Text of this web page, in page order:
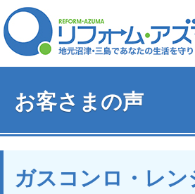
お客さまの声
ガスコンロ・レ